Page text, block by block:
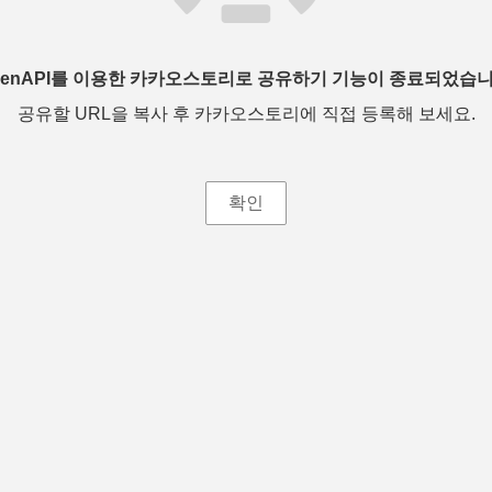
를 이용한 카카오스토리로 공유하기 기능이 종료되었습
공유할 URL을 복사 후 카카오스토리에 직접 등록해 보세요.
확인